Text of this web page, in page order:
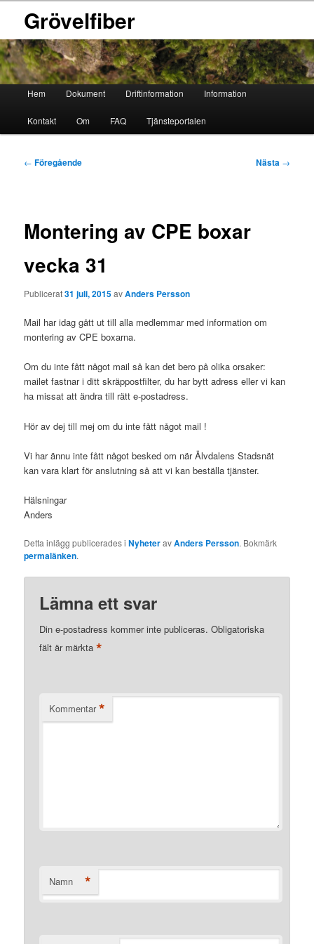
Grövelfiber
Huvudmeny
Hoppa
till
Hoppa
till
Hem Dokument Driftinformation Information
Kontakt Om FAQ Tjänsteportalen
Inläggsnavigering
← Föregående Nästa →
Montering av CPE boxar
vecka 31
Publicerat31 juli, 2015avAnders Persson
Mail har idag gått ut till alla medlemmar med information om
montering av CPE boxarna.
Om du inte fått något mail så kan det bero på olika orsaker:
mailet fastnar i ditt skräppostfilter, du har bytt adress eller vi kan
ha missat att ändra till rätt e-postadress.
Hör av dej till mej om du inte fått något mail !
Vi har ännu inte fått något besked om när Älvdalens Stadsnät
kan vara klart för anslutning så att vi kan beställa tjänster.
Hälsningar
Anders
Detta inlägg publicerades iNyheteravAnders Persson. Bokmärk
permalänken.
Lämna ett svar
Din e-postadress kommer inte publiceras. Obligatoriska
fält är märkta*
Kommentar *
Namn *